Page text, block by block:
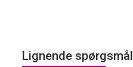
Lignende spørgsmål